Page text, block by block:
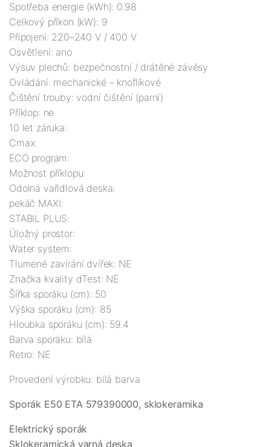
Spotřeba energie (kWh): 0.98
Celkový příkon (kW): 9
Připojení: 220–240 V / 400 V
Osvětlení: ano
Výsuv plechů: bezpečnostní / drátěné závěsy
Ovládání: mechanické – knoflíkové
Čištění trouby: vodní čištění (parní)
Příklop: ne
10 let záruka:
Cmax:
ECO program:
Možnost příklopu:
Odolná vařidlová deska:
pekáč MAXI:
STABIL PLUS:
Úložný prostor:
Water system:
Tlumené zavírání dvířek: NE
Značka kvality dTest: NE
Šířka sporáku (cm): 50
Výška sporáku (cm): 85
Hloubka sporáku (cm): 59.4
Barva sporáku: bílá
Retro: NE
Provedení výrobku: bílá barva
Sporák E50 ETA 579390000, sklokeramika
Elektrický sporák
Sklokeramická varná deska